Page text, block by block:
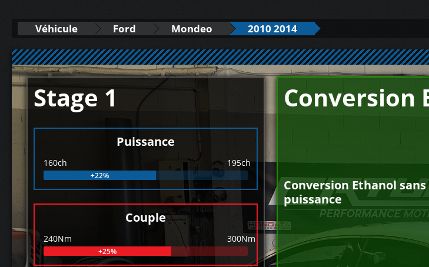
Véhicule Ford Mondeo 2010 2014
Stage 1
Puissance
160ch 195ch
+22%
Couple
240Nm 300Nm
+25%
Conversion
Conversion Ethanol
puissance